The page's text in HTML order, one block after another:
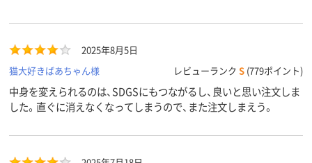
2025年8月5日
猫大好きばあちゃん様
レビューランク S (779ポイント)
中身を変えられるのは、SDGSにもつながるし、良いと思い注文しま
した。直ぐに消えなくなってしまうので、また注文しまえう。